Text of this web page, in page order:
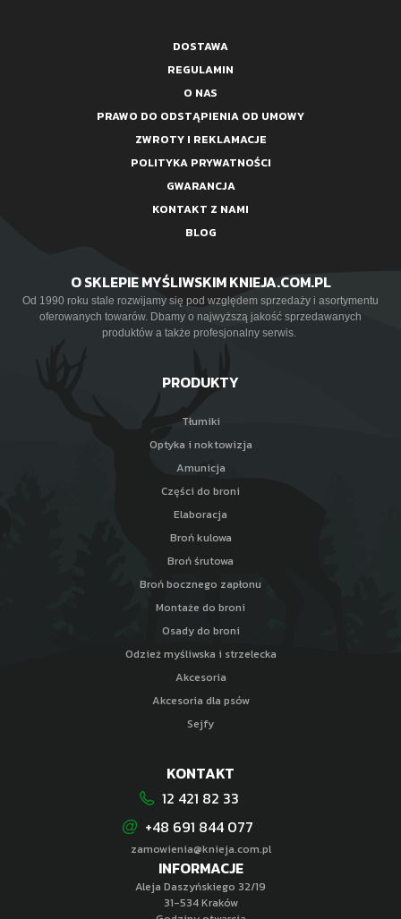
DOSTAWA
REGULAMIN
O NAS
PRAWO DO ODSTĄPIENIA OD UMOWY
ZWROTY I REKLAMACJE
POLITYKA PRYWATNOŚCI
GWARANCJA
KONTAKT Z NAMI
BLOG
O SKLEPIE MYŚLIWSKIM KNIEJA.COM.PL
Od 1990 roku stale rozwijamy się pod względem sprzedaży i asortymentu
oferowanych towarów. Dbamy o najwyższą jakość sprzedawanych
produktów a także profesjonalny serwis.
PRODUKTY
Tłumiki
Optyka i noktowizja
Amunicja
Części do broni
Elaboracja
Broń kulowa
Broń śrutowa
Broń bocznego zapłonu
Montaże do broni
Osady do broni
Odzież myśliwska i strzelecka
Akcesoria
Akcesoria dla psów
Sejfy
INFORMACJE
Aleja Daszyńskiego 32/19
31-534 Kraków
KONTAKT
12 421 82 33
+48 691 844 077
zamowienia@knieja.com.pl